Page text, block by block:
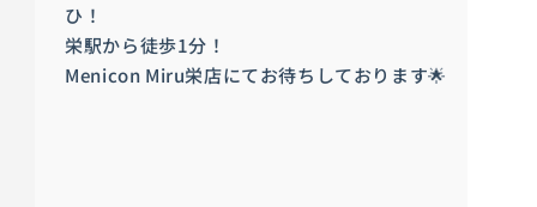
ひ！
栄駅から徒歩1分！
Menicon Miru栄店にてお待ちしております🌟